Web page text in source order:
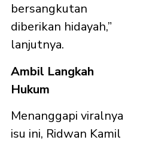
bersangkutan
diberikan hidayah,”
lanjutnya.
Ambil Langkah
Hukum
Menanggapi viralnya
isu ini, Ridwan Kamil